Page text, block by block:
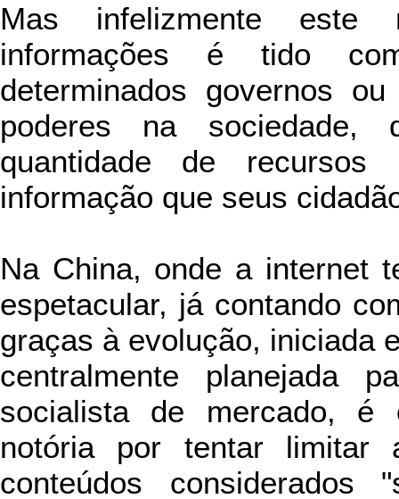
Mas infelizmente
informações é tido
determinados governos
poderes na sociedade,
quantidade de
informação que seus
Na China, onde a internet
espetacular, já contando
graças à evolução, iniciada
centralmente planejada
socialista de mercado, é
notória por tentar limitar
conteúdos considerados